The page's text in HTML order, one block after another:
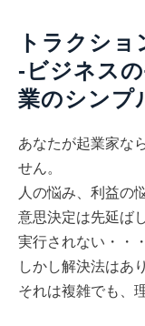
トラクショ
-ビジネス
業のシンプ
あなたが起業家な
せん。
人の悩み、利益の
意思決定は先延ば
実行されない・・・
しかし解決法はあ
それは複雑でも、